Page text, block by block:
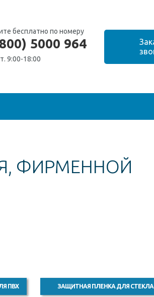
бесплатно по номеру
5000 964
9:00-18:00
ФИРМЕННОЙ
ПВХ ЗАЩИТНАЯ ПЛЕНКА ДЛЯ СТЕКЛА